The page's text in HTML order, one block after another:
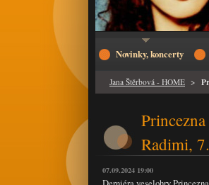
Jana Štěrbová - HOME >
Radimi,
07.09.2024 19:00
Novinky, koncerty